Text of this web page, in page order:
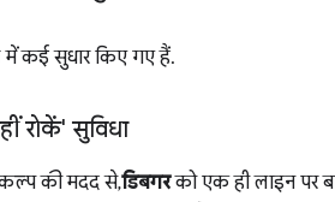
कई सुधार किए गए हैं.
रोकें' सुविधा
की मदद से,डिबगरको एक ही लाइन पर